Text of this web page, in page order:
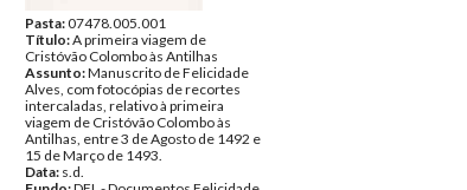
Pasta:07478.005.001
Título:A primeira viagem de
Cristóvão Colombo às Antilhas
Assunto:Manuscrito de Felicidade
Alves, com fotocópias de recortes
intercaladas, relativo à primeira
viagem de Cristóvão Colombo às
Antilhas, entre 3 de Agosto de 1492 e
15 de Março de 1493.
Data: s.d.